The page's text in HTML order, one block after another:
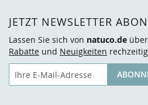
JETZT NEWSLETTER
Lassen Sie sich von natuco.de
Rabatte und Neuigkeiten